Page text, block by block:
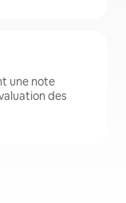
une note
des